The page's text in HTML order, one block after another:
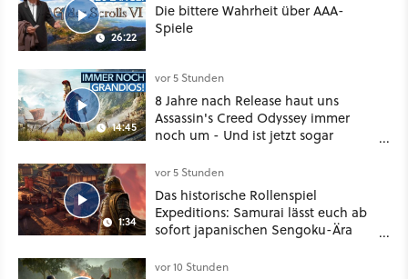
26:22
Die bittere Wahrheit über AAA-
Spiele
14:45
vor 5 Stunden
8 Jahre nach Release haut uns
Assassin's Creed Odyssey immer
noch um - Und ist jetzt sogar
1:34
vor 5 Stunden
Das historische Rollenspiel
Expeditions: Samurai lässt euch ab
sofort japanischen Sengoku-Ära
oder Diplomatie
vor 10 Stunden